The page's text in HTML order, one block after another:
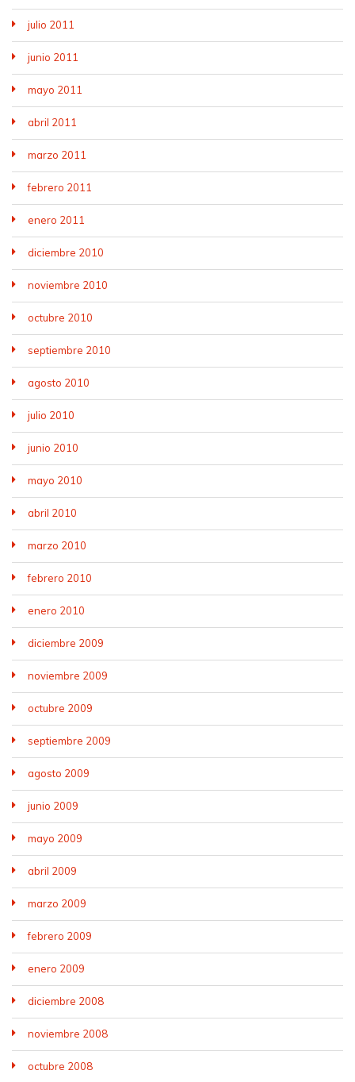
julio 2011
junio 2011
mayo 2011
abril 2011
marzo 2011
febrero 2011
enero 2011
diciembre 2010
noviembre 2010
octubre 2010
septiembre 2010
agosto 2010
julio 2010
junio 2010
mayo 2010
abril 2010
marzo 2010
febrero 2010
enero 2010
diciembre 2009
noviembre 2009
octubre 2009
septiembre 2009
agosto 2009
junio 2009
mayo 2009
abril 2009
marzo 2009
febrero 2009
enero 2009
diciembre 2008
noviembre 2008
octubre 2008